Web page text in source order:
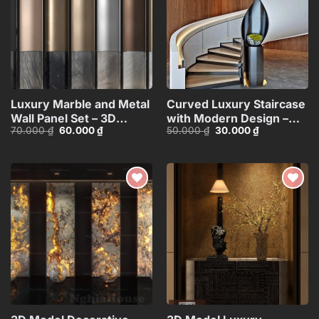
Luxury Marble and Metal
Wall Panel Set – 3D
Model_102195636
70.000₫ Giá
60.000₫Giá
hiện
60.000 ₫.
Curved Luxury Staircase
with Modern Design –
3ds Max
50.000₫ Giá
30.000₫Giá
hiện
30.000 ₫.
Add to
wishlist
Add to
wishlist